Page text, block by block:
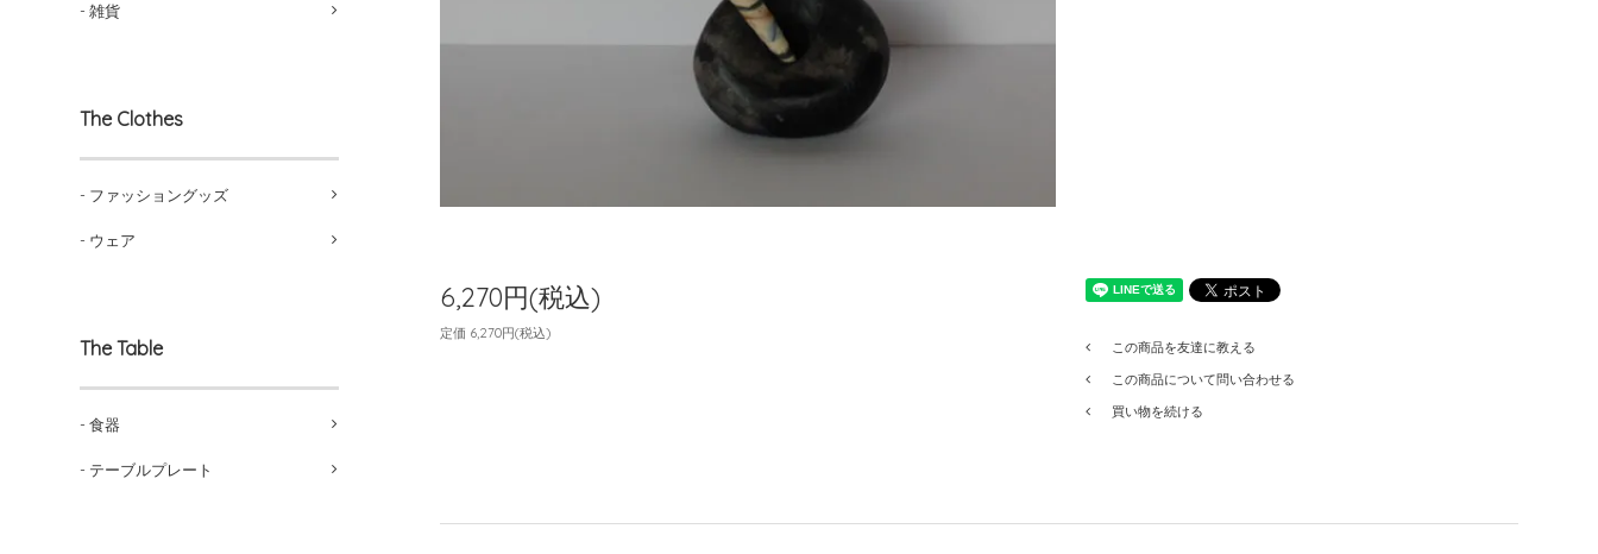
- 雑貨
The Clothes
- ファッショングッズ
- ウェア
The Table
- 食器
- テーブルプレート
6,270円(税込)
定価 6,270円(税込)
この商品を友達に教える
この商品について問い合わせる
買い物を続ける